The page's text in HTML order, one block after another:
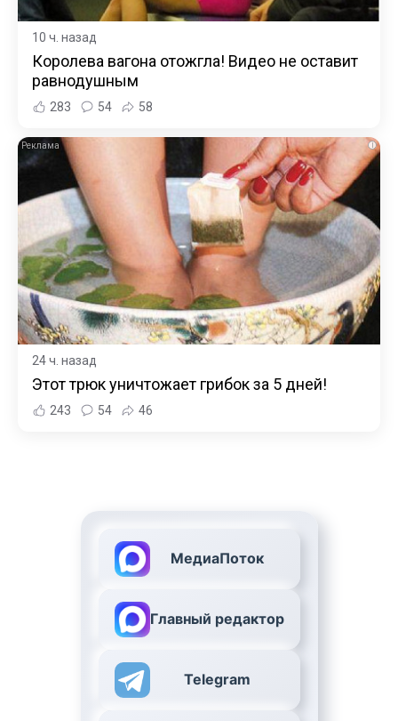
10 ч. назад
Королева вагона отожгла! Видео не оставит
равнодушным
283 54 58
i
24 ч. назад
Этот трюк уничтожает грибок за 5 дней!
243 54 46
МедиаПоток
Главный редактор
Telegram